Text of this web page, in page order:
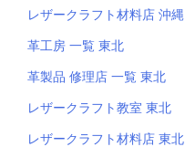
レザークラフト材料店 沖縄
革工房 一覧 東北
革製品 修理店 一覧 東北
レザークラフト教室 東北
レザークラフト材料店 東北